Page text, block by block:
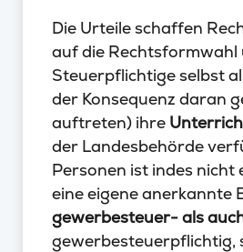
Die Urteile schaffen
auf die Rechtsformwahl
Steuerpflichtige selbst
der Konsequenz daran
auftreten) ihre
der Landesbehörde
Personen ist indes
eine eigene anerkannte
gewerbesteuer- als
gewerbesteuerpflichtig,